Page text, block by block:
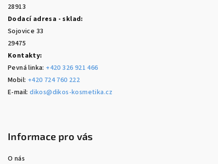
28913
Dodací adresa - sklad:
Sojovice 33
29475
Kontakty:
Pevná linka: +420 326 921 466
Mobil: +420 724 760 222
E-mail:dikos@dikos-kosmetika.cz
Informace pro vás
O nás